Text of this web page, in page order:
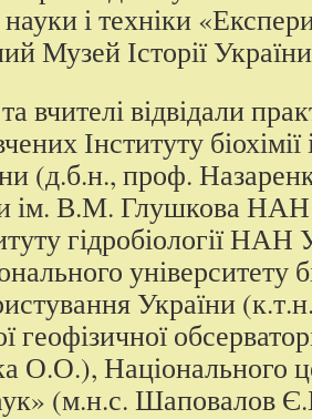
і техніки
Музей Історії
вчителі відвідали
Інституту
(д.б.н., проф.
ім. В.М. Глушкова
гідробіології НАН
університету
України
геофізичної
О.О.), Національного
(м.н.с. Шаповалов